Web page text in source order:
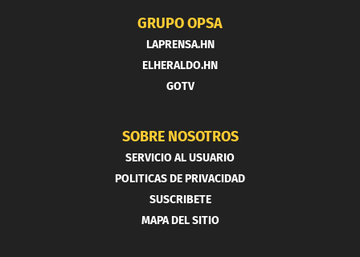
GRUPO OPSA
LAPRENSA.HN
ELHERALDO.HN
GOTV
SOBRE NOSOTROS
SERVICIO AL USUARIO
POLITICAS DE PRIVACIDAD
SUSCRIBETE
MAPA DEL SITIO